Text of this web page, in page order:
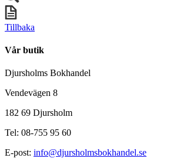
Tillbaka
Vår butik
Djursholms Bokhandel
Vendevägen 8
182 69 Djursholm
Tel: 08-755 95 60
E-post: info@djursholmsbokhandel.se